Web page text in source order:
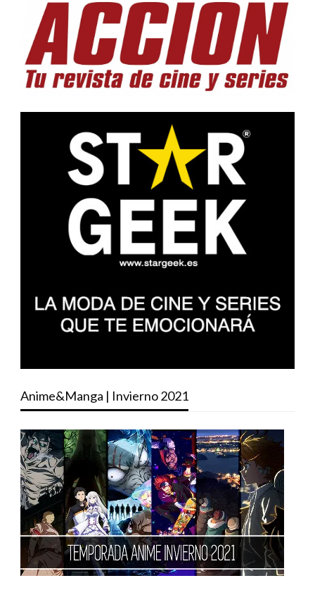
Anime&Manga | Invierno 2021